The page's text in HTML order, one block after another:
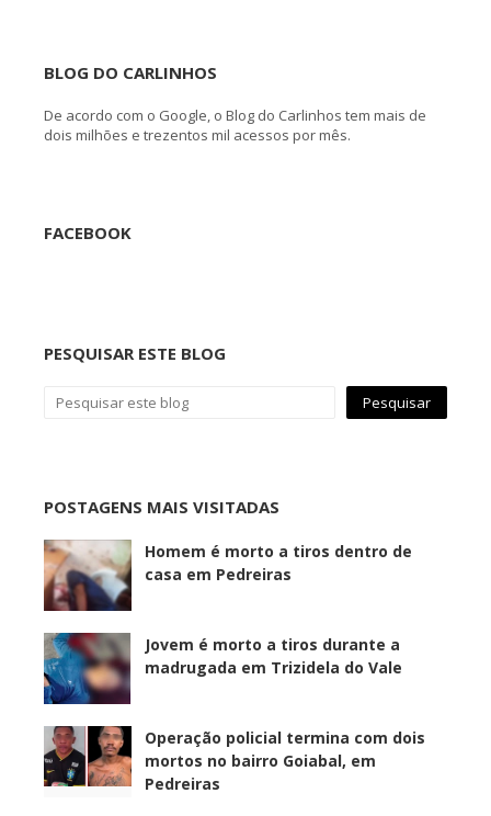
BLOG DO CARLINHOS
De acordo com o Google, o Blog do Carlinhos tem mais de
dois milhões e trezentos mil acessos por mês.
FACEBOOK
PESQUISAR ESTE BLOG
POSTAGENS MAIS VISITADAS
Homem é morto a tiros dentro de
casa em Pedreiras
Jovem é morto a tiros durante a
madrugada em Trizidela do Vale
Operação policial termina com dois
mortos no bairro Goiabal, em
Pedreiras